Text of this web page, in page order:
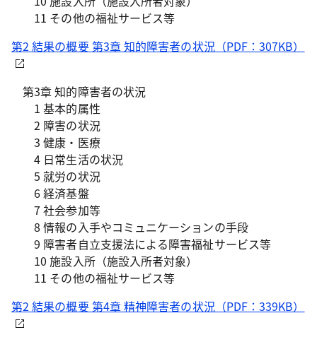
11 その他の福祉サービス等
第2 結果の概要 第3章 知的障害者の状況（PDF：307KB）
第3章 知的障害者の状況
1 基本的属性
2 障害の状況
3 健康・医療
4 日常生活の状況
5 就労の状況
6 経済基盤
7 社会参加等
8 情報の入手やコミュニケーションの手段
9 障害者自立支援法による障害福祉サービス等
10 施設入所（施設入所者対象）
11 その他の福祉サービス等
第2 結果の概要 第4章 精神障害者の状況（PDF：339KB）